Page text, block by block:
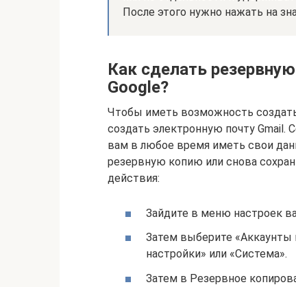
После этого нужно нажать на
Как сделать
Google?
Чтобы иметь возможность
создать электронную почту Gmail.
вам в любое время иметь свои
резервную копию или снова
действия:
Зайдите в меню настроек
Затем выберите «Аккаунты
настройки» или «Система».
Затем в Резервное